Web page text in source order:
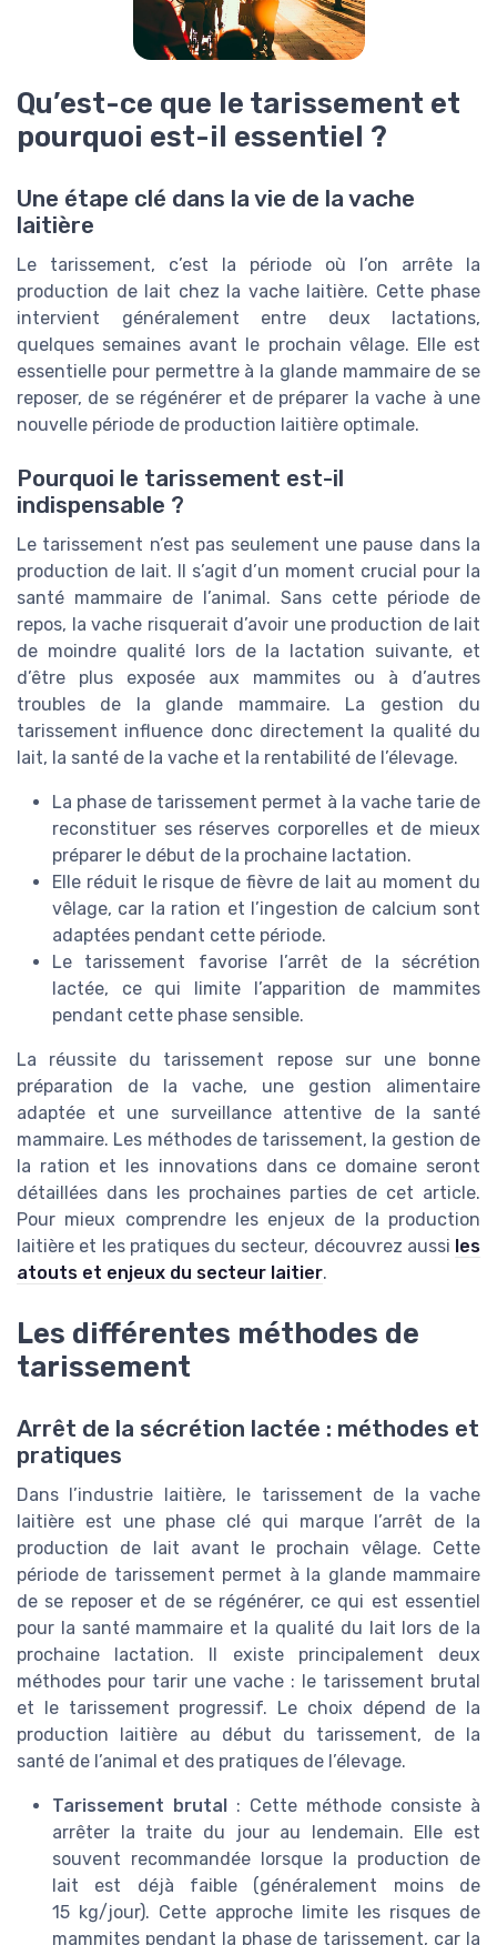
Qu’est-ce que le tarissement et
pourquoi est-il essentiel ?
Une étape clé dans la vie de la vache
laitière
Le tarissement, c’est la période où l’on arrête la
production de lait chez la vache laitière. Cette phase
intervient généralement entre deux lactations,
quelques semaines avant le prochain vêlage. Elle est
essentielle pour permettre à la glande mammaire de se
reposer, de se régénérer et de préparer la vache à une
nouvelle période de production laitière optimale.
Pourquoi le tarissement est-il
indispensable ?
Le tarissement n’est pas seulement une pause dans la
production de lait. Il s’agit d’un moment crucial pour la
santé mammaire de l’animal. Sans cette période de
repos, la vache risquerait d’avoir une production de lait
de moindre qualité lors de la lactation suivante, et
d’être plus exposée aux mammites ou à d’autres
troubles de la glande mammaire. La gestion du
tarissement influence donc directement la qualité du
lait, la santé de la vache et la rentabilité de l’élevage.
La phase de tarissement permet à la vache tarie de
reconstituer ses réserves corporelles et de mieux
préparer le début de la prochaine lactation.
Elle réduit le risque de fièvre de lait au moment du
vêlage, car la ration et l’ingestion de calcium sont
adaptées pendant cette période.
Le tarissement favorise l’arrêt de la sécrétion
lactée, ce qui limite l’apparition de mammites
pendant cette phase sensible.
La réussite du tarissement repose sur une bonne
préparation de la vache, une gestion alimentaire
adaptée et une surveillance attentive de la santé
mammaire. Les méthodes de tarissement, la gestion de
la ration et les innovations dans ce domaine seront
détaillées dans les prochaines parties de cet article.
Pour mieux comprendre les enjeux de la production
laitière et les pratiques du secteur, découvrez aussi les
atouts et enjeux du secteur laitier.
Les différentes méthodes de
tarissement
Arrêt de la sécrétion lactée : méthodes et
pratiques
Dans l’industrie laitière, le tarissement de la vache
laitière est une phase clé qui marque l’arrêt de la
production de lait avant le prochain vêlage. Cette
période de tarissement permet à la glande mammaire
de se reposer et de se régénérer, ce qui est essentiel
pour la santé mammaire et la qualité du lait lors de la
prochaine lactation. Il existe principalement deux
méthodes pour tarir une vache : le tarissement brutal
et le tarissement progressif. Le choix dépend de la
production laitière au début du tarissement, de la
santé de l’animal et des pratiques de l’élevage.
Tarissement brutal : Cette méthode consiste à
arrêter la traite du jour au lendemain. Elle est
souvent recommandée lorsque la production de
lait est déjà faible (généralement moins de
15 kg/jour). Cette approche limite les risques de
mammites pendant la phase de tarissement, car la